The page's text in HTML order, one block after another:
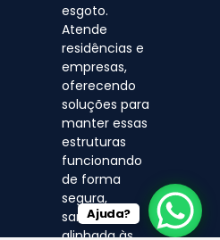
esgoto.
Atende
residências e
empresas,
oferecendo
soluções para
manter essas
estruturas
funcionando
de forma
segura,
sanitária e
alinhada às
Ajuda?